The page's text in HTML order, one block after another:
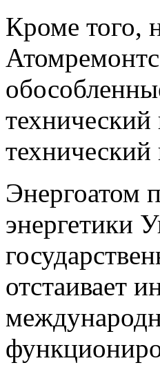
Кроме того,
Энергоатом
энергетики
отстаивает